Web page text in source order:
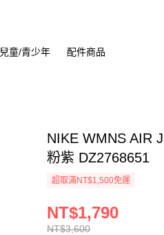
兒童/青少年 配件商品
NIKE WMNS AIR
粉紫 DZ2768651
超取滿NT$1,500免運
NT$3,600
NT$1,790